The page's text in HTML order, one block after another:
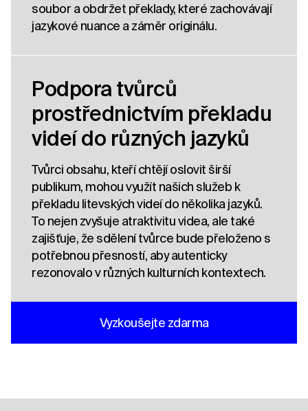
soubor a obdržet překlady, které zachovávají
jazykové nuance a záměr originálu.
Podpora tvůrců
prostřednictvím překladu
videí do různých jazyků
Tvůrci obsahu, kteří chtějí oslovit širší
publikum, mohou využít našich služeb k
překladu litevských videí do několika jazyků.
To nejen zvyšuje atraktivitu videa, ale také
zajišťuje, že sdělení tvůrce bude přeloženo s
potřebnou přesností, aby autenticky
rezonovalo v různých kulturních kontextech.
Vyzkoušejte zdarma